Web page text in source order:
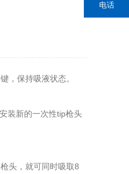
，保持吸液状态。
装新的一次性tip枪头
头，就可同时吸取8
电话